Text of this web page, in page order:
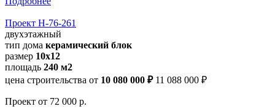
Проект Н-76-261
двухэтажный
тип дома керамический блок
размер 10x12
площадь 240 м2
цена строительства от 10 080 000 ₽ 11 088 000 ₽
Проект от 72 000 р.